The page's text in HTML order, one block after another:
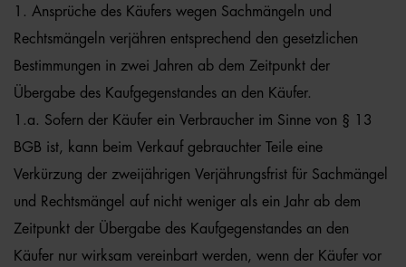
1. Ansprüche des Käufers wegen Sachmängeln und
Rechtsmängeln verjähren entsprechend den gesetzlichen
Bestimmungen in zwei Jahren ab dem Zeitpunkt der
Übergabe des Kaufgegenstandes an den Käufer.
1.a. Sofern der Käufer ein Verbraucher im Sinne von § 13
BGB ist, kann beim Verkauf gebrauchter Teile eine
Verkürzung der zweijährigen Verjährungsfrist für Sachmängel
und Rechtsmängel auf nicht weniger als ein Jahr ab dem
Zeitpunkt der Übergabe des Kaufgegenstandes an den
Käufer nur wirksam vereinbart werden, wenn der Käufer vor